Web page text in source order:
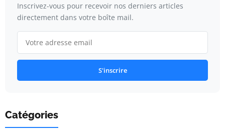
Inscrivez-vous pour recevoir nos derniers articles
directement dans votre boîte mail.
S'inscrire
Catégories